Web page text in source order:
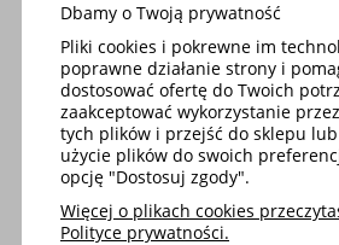
DOSTAWA
MOJE KONTO
O FIRMIE
Dbamy o Twoją prywatność
Pliki cookies i pokrewne im
poprawne działanie strony i
dostosować ofertę do Twoich
zaakceptować wykorzystanie
tych plików i przejść do sklepu
użycie plików do swoich
opcję "Dostosuj zgody".
Więcej o plikach cookies
Polityce prywatności.